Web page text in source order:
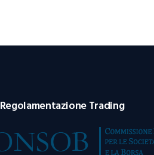
Regolamentazione Trading